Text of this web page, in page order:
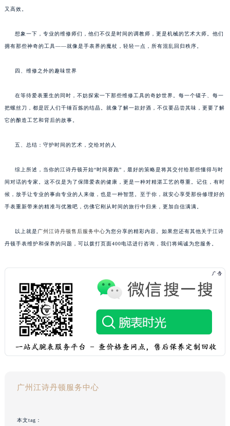
又高效。
想象一下，专业的维修师们，他们不仅是时间的调教师，更是机械的艺术大师。他们
拥有那些神奇的工具——就像是手表界的魔杖，轻轻一点，所有混乱回归秩序。
四、维修之外的趣味世界
在等待爱表重生的同时，不妨探索一下那些维修工具的奇妙世界。每一个镊子、每一
把螺丝刀，都是匠人们千锤百炼的结晶。就像了解一款好酒，不仅要品尝其味，更要了解
它的酿造工艺和背后的故事。
五、总结：守护时间的艺术，交给对的人
综上所述，当你的江诗丹顿开始“时间赛跑”，最好的策略是将其交付给那些懂得与时
间对话的专家。这不仅是为了保障爱表的健康，更是一种对精湛工艺的尊重。记住，有时
候，放手让专业的事由专业的人来做，也是一种智慧。至于你，就安心享受那份修理好的
手表重新带来的精准与优雅吧，仿佛它刚从时间的旅行中归来，更加自信满满。
以上就是 广州江诗丹顿售后服务中心为您分享的精彩内容。如果您还有其他关于江诗
丹顿手表维护和保养的问题，可以拨打页面400电话进行咨询，我们将竭诚为您服务。
广州江诗丹顿服务中心
本文tag：